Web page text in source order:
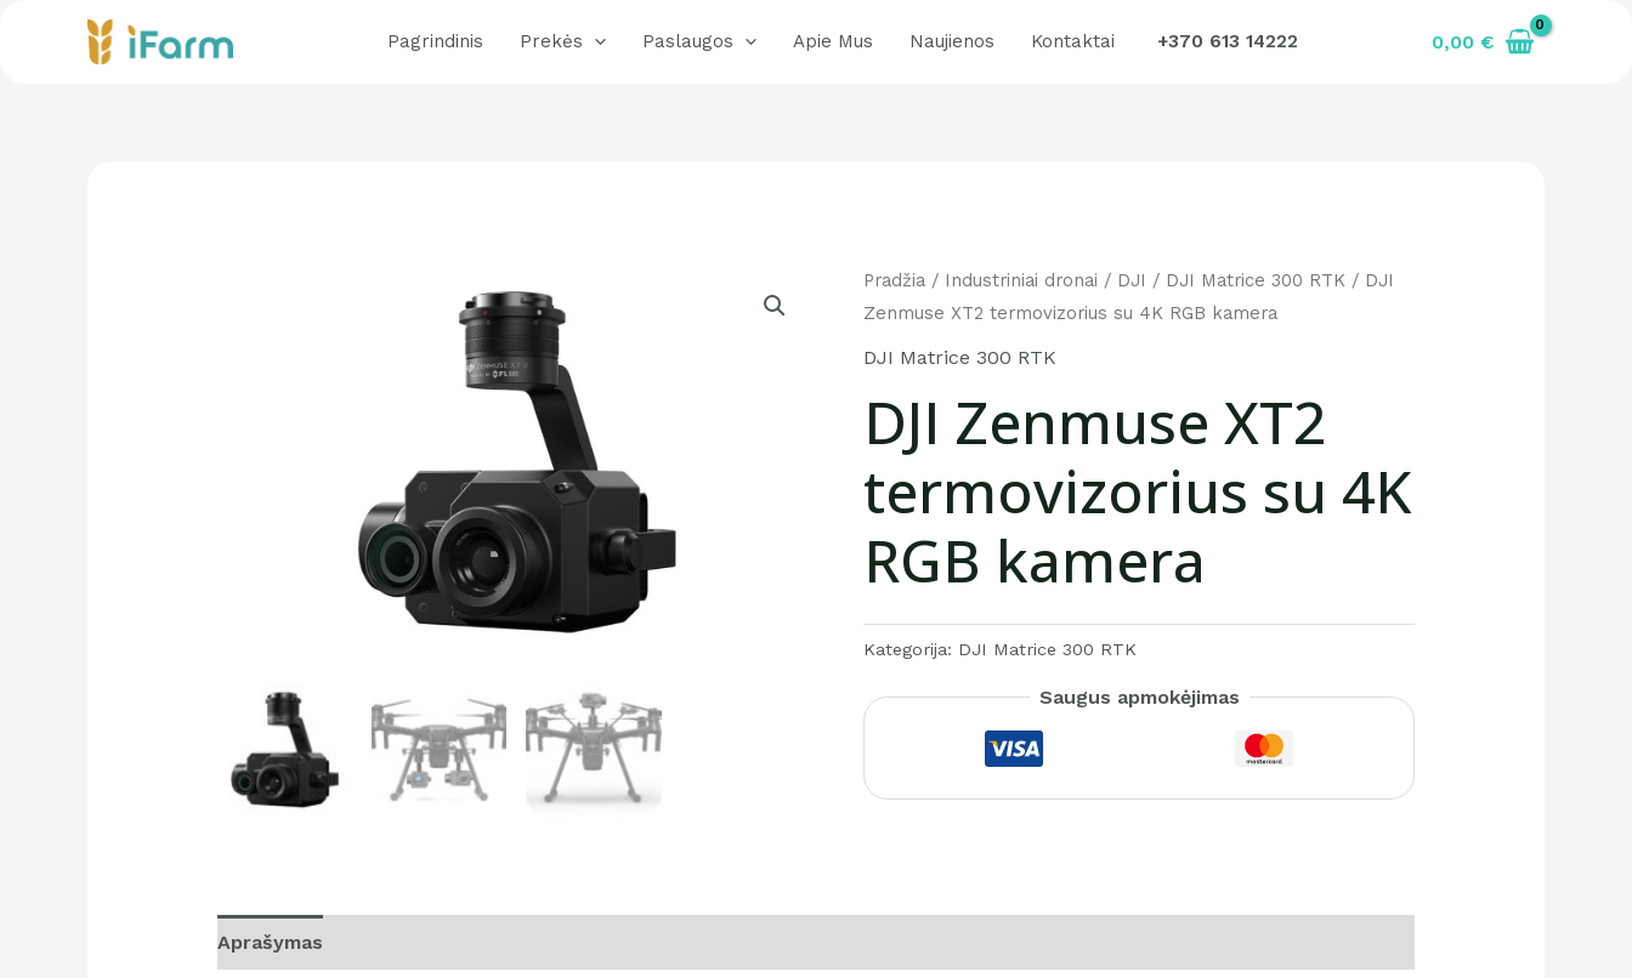
Pagrindinis Prekės Paslaugos Apie Mus Naujienos Kontaktai +370 613 14222 0,00 €
Pradžia / Industriniai dronai / DJI / DJI Matrice 300 RTK / DJI
Zenmuse XT2 termovizorius su 4K RGB kamera
DJI Matrice 300 RTK
DJI Zenmuse XT2
termovizorius su 4K
RGB kamera
Kategorija: DJI Matrice 300 RTK
Saugus apmokėjimas
Aprašymas